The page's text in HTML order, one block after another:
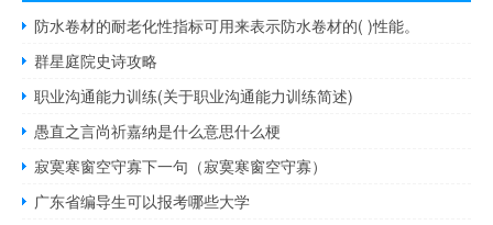
防水卷材的耐老化性指标可用来表示防水卷材的( )性能。
群星庭院史诗攻略
职业沟通能力训练(关于职业沟通能力训练简述)
愚直之言尚祈嘉纳是什么意思什么梗
寂寞寒窗空守寡下一句（寂寞寒窗空守寡）
广东省编导生可以报考哪些大学